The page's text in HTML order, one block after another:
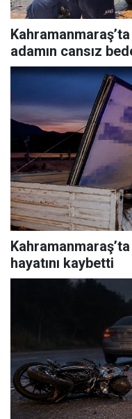
adamın cansız
hayatını kaybetti